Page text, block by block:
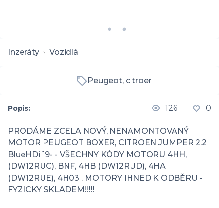
Inzeráty › Vozidlá
Peugeot, citroen
Popis:
PRODÁME ZCELA NOVÝ, NENAMONTOVANÝ
MOTOR PEUGEOT BOXER, CITROEN JUMPER 2.2
BlueHDi 19- - VŠECHNY KÓDY MOTORU 4HH,
(DW12RUC), BNF, 4HB (DW12RUD), 4HA
(DW12RUE), 4H03 . MOTORY IHNED K ODBĚRU -
FYZICKY SKLADEM!!!!!
126 0